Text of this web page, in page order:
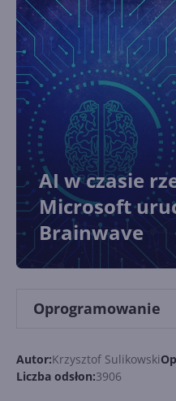
AI w czasie
Microsoft
Brainwave
Oprogramowanie
Autor:Krzysztof Sulikowski
Liczba odsłon:3906